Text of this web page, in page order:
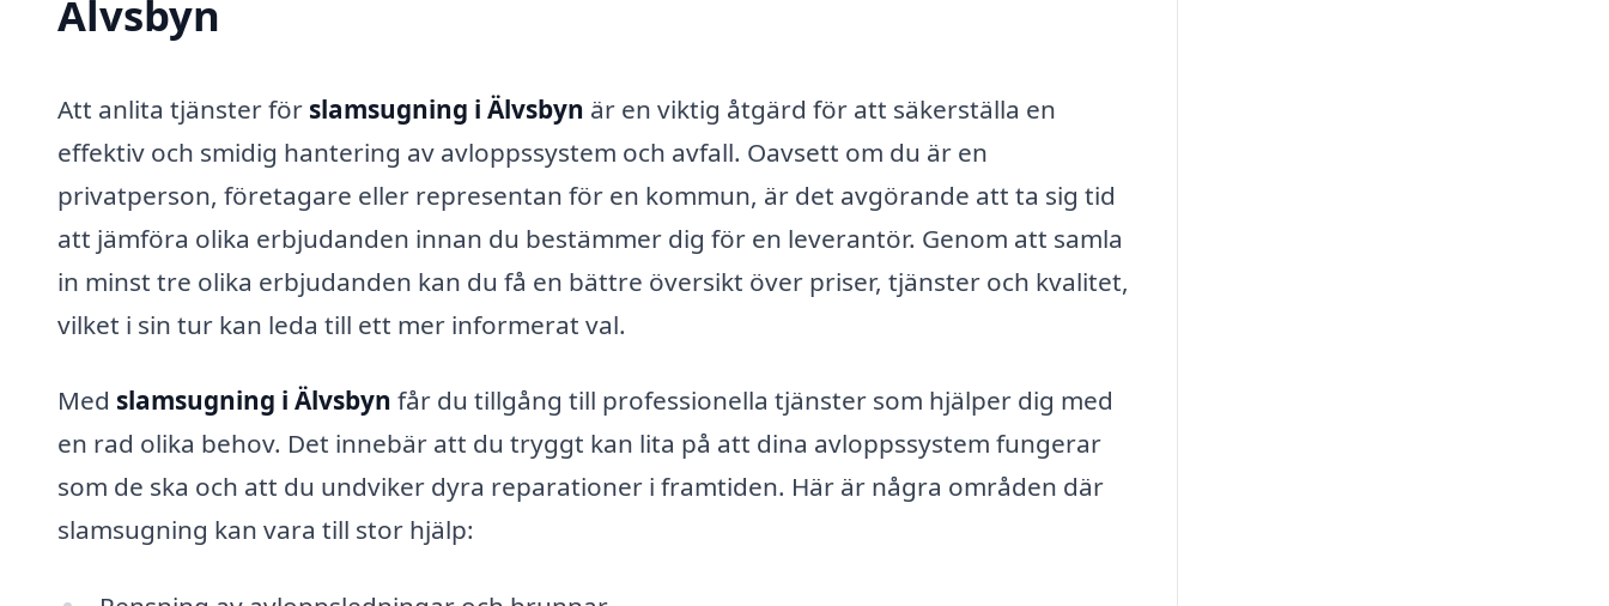
Älvsbyn
Att anlita tjänster för slamsugning i Älvsbyn är en viktig åtgärd för att säkerställa en
effektiv och smidig hantering av avloppssystem och avfall. Oavsett om du är en
privatperson, företagare eller representan för en kommun, är det avgörande att ta sig tid
att jämföra olika erbjudanden innan du bestämmer dig för en leverantör. Genom att samla
in minst tre olika erbjudanden kan du få en bättre översikt över priser, tjänster och kvalitet,
vilket i sin tur kan leda till ett mer informerat val.
Med slamsugning i Älvsbyn får du tillgång till professionella tjänster som hjälper dig med
en rad olika behov. Det innebär att du tryggt kan lita på att dina avloppssystem fungerar
som de ska och att du undviker dyra reparationer i framtiden. Här är några områden där
slamsugning kan vara till stor hjälp: